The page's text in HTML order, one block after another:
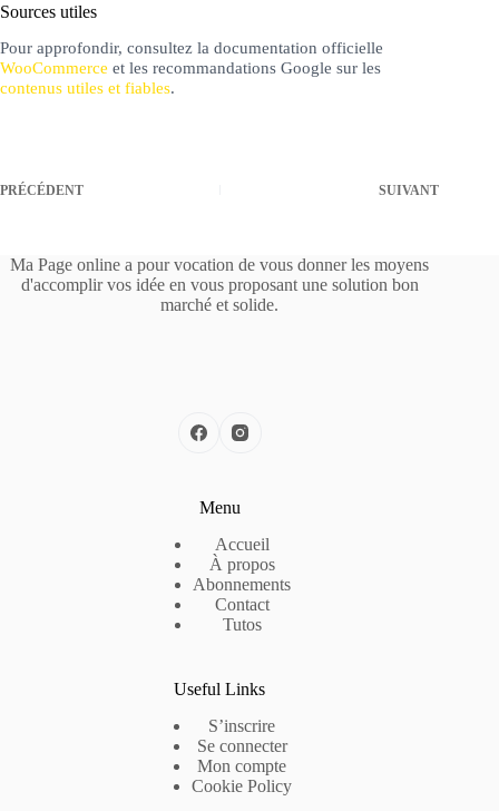
Sources utiles
Pour approfondir, consultez la documentation officielle
WooCommerce et les recommandations Google sur les
contenus utiles et fiables.
PRÉCÉDENT SUIVANT
Ma Page online a pour vocation de vous donner les moyens
d'accomplir vos idée en vous proposant une solution bon
marché et solide.
Menu
Accueil
À propos
Abonnements
Contact
Tutos
Useful Links
S’inscrire
Se connecter
Mon compte
Cookie Policy